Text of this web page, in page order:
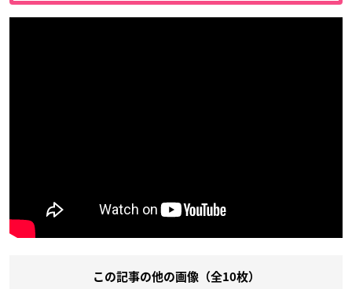
この記事の他の画像（全10枚）